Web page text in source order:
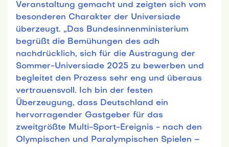
Veranstaltung gemacht und zeigten sich vom
besonderen Charakter der Universiade
überzeugt. „Das Bundesinnenministerium
begrüßt die Bemühungen des adh
nachdrücklich, sich für die Austragung der
Sommer-Universiade 2025 zu bewerben und
begleitet den Prozess sehr eng und überaus
vertrauensvoll. Ich bin der festen
Überzeugung, dass Deutschland ein
hervorragender Gastgeber für das
zweitgrößte Multi-Sport-Ereignis - nach den
Olympischen und Paralympischen Spielen –